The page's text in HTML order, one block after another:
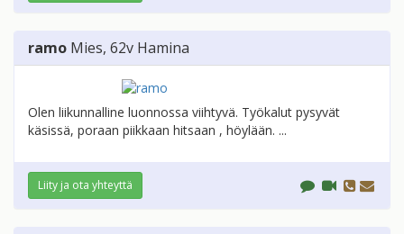
ramo Mies, 62v Hamina
Olen liikunnalline luonnossa viihtyvä. Työkalut pysyvät
käsissä, poraan piikkaan hitsaan , höylään. ...
Liity ja ota yhteyttä